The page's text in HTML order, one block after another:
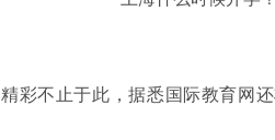
精彩不止于此，据悉国际教育网